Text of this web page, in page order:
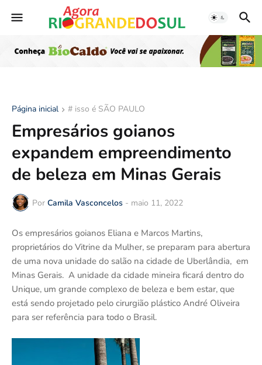
Página inicial # isso é SÃO PAULO
Empresários goianos
expandem empreendimento
de beleza em Minas Gerais
Por Camila Vasconcelos - maio 11, 2022
Os empresários goianos Eliana e Marcos Martins,
proprietários do Vitrine da Mulher, se preparam para abertura
de uma nova unidade do salão na cidade de Uberlândia, em
Minas Gerais. A unidade da cidade mineira ficará dentro do
Unique, um grande complexo de beleza e bem estar, que
está sendo projetado pelo cirurgião plástico André Oliveira
para ser referência para todo o Brasil.